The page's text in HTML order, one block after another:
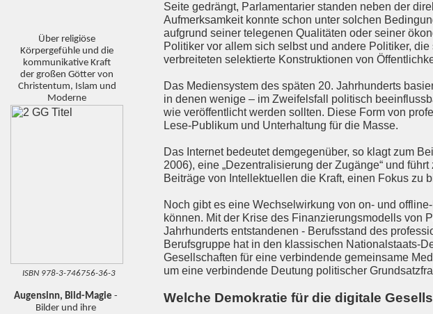
Über religiöse
Körpergefühle und die
kommunikative Kraft
der großen Götter von
Christentum, Islam und
Moderne
ISBN 978-3-746756-36-3
Augensinn, Bild-Magie -
Bilder und ihre
Seite gedrängt, Parlamentarier standen neben der
Aufmerksamkeit konnte schon unter solchen
aufgrund seiner telegenen Qualitäten oder seiner
Politiker vor allem sich selbst und andere Politiker,
verbreiteten selektierte Konstruktionen von
Das Mediensystem des späten 20. Jahrhunderts
in denen wenige – im Zweifelsfall politisch
wie veröffentlicht werden sollten. Diese Form von
Lese-Publikum und Unterhaltung für die Masse.
Das Internet bedeutet demgegenüber, so klagt zum
2006), eine „Dezentralisierung der Zugänge“ und
Beiträge von Intellektuellen die Kraft, einen Fokus zu
Noch gibt es eine Wechselwirkung von on- und
können. Mit der Krise des Finanzierungsmodells von
Jahrhunderts entstandenen - Berufsstand des
Berufsgruppe hat in den klassischen Nationalstaats-
Gesellschaften für eine verbindende gemeinsame
um eine verbindende Deutung politischer
Welche Demokratie für die digitale